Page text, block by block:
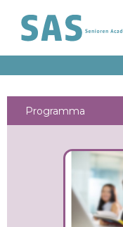
Programma